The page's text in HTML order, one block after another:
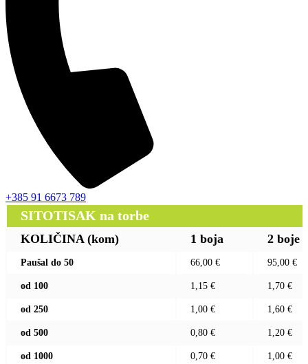
+385 91 6673 789
SITOTISAK na torbe
KOLIČINA (kom) 1 boja 2 boje
Paušal do 50 66,00 € 95,00 €
od 100 1,15 € 1,70 €
od 250 1,00 € 1,60 €
od 500 0,80 € 1,20 €
od 1000 0,70 € 1,00 €